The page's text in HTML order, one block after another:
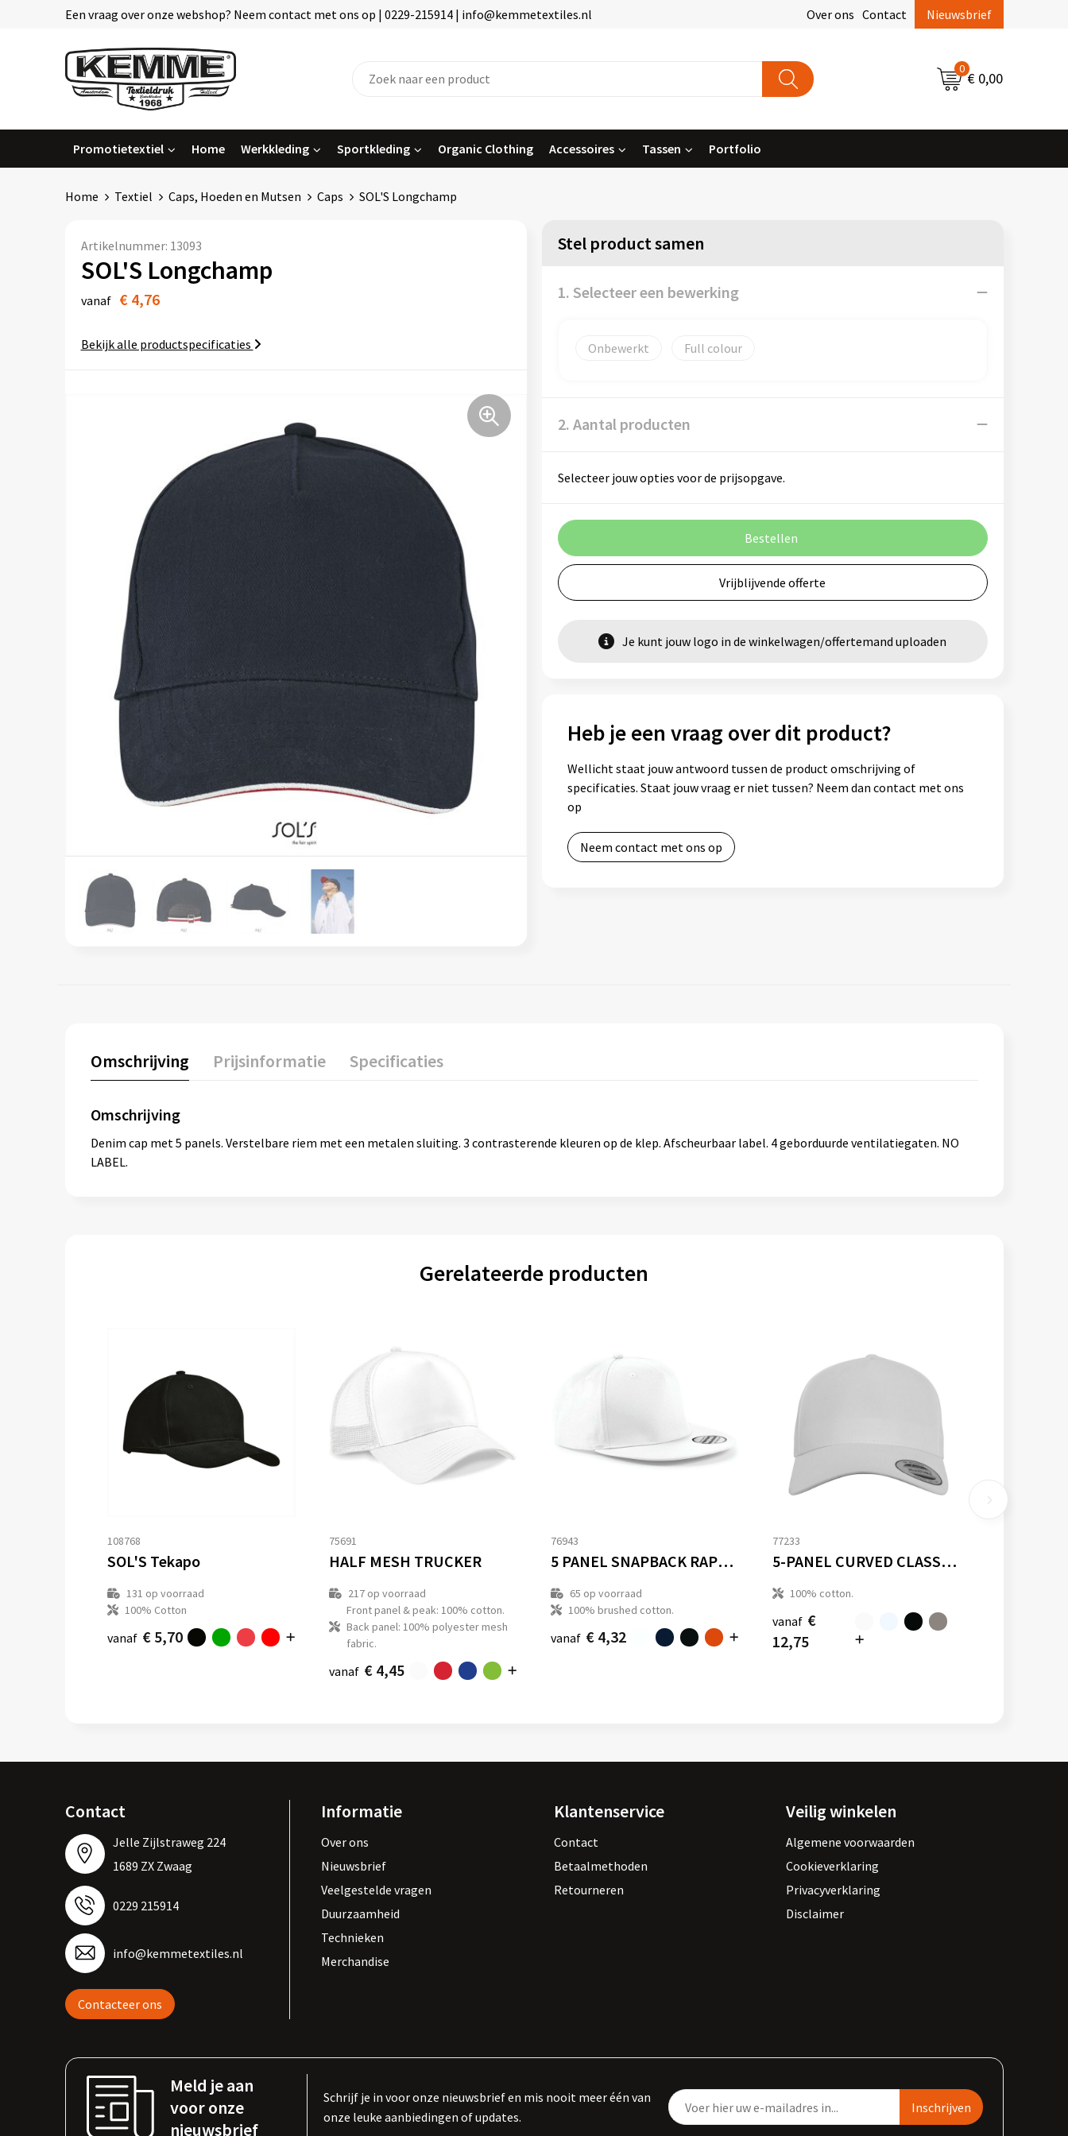
Een vraag over onze webshop? Neem contact met ons op | 0229-215914 | info@kemmetextiles.nl Over ons Contact Nieuwsbrief
0
€ 0,00
Promotietextiel Home Werkkleding Sportkleding Organic Clothing Accessoires Tassen Portfolio
Home Textiel Caps, Hoeden en Mutsen Caps SOL'S Longchamp
Artikelnummer: 13093
SOL'S Longchamp
vanaf € 4,76
Bekijk alle productspecificaties
Stel product samen
1. Selecteer een bewerking
Onbewerkt Full colour
2. Aantal producten
Selecteer jouw opties voor de prijsopgave.
Bestellen
Vrijblijvende offerte
Je kunt jouw logo in de winkelwagen/offertemand uploaden
Heb je een vraag over dit product?
Wellicht staat jouw antwoord tussen de product omschrijving of
specificaties. Staat jouw vraag er niet tussen? Neem dan contact met ons
op
Neem contact met ons op
Omschrijving Prijsinformatie Specificaties
Omschrijving
Denim cap met 5 panels. Verstelbare riem met een metalen sluiting. 3 contrasterende kleuren op de klep. Afscheurbaar label. 4 geborduurde ventilatiegaten. NO
LABEL.
Gerelateerde producten
108768
SOL'S Tekapo
131 op voorraad
100% Cotton
vanaf € 5,70
75691
HALF MESH TRUCKER
217op voorraad
Front panel & peak: 100% cotton.
Back panel: 100% polyester mesh
fabric.
vanaf € 4,45
76943
5 PANEL SNAPBACK RAPPER CAP
65 op voorraad
100% brushed cotton.
vanaf € 4,32
77233
5-PANEL CURVED CLASSIC SNAPBACK
100% cotton.
vanaf €
12,75
Contact
Jelle Zijlstraweg 224
1689 ZX Zwaag
0229 215914
info@kemmetextiles.nl
Contacteer ons
Informatie
Over ons
Nieuwsbrief
Veelgestelde vragen
Duurzaamheid
Technieken
Merchandise
Klantenservice
Contact
Betaalmethoden
Retourneren
Veilig winkelen
Algemene voorwaarden
Cookieverklaring
Privacyverklaring
Disclaimer
Meld je aan
voor onze
nieuwsbrief
Schrijf je in voor onze nieuwsbrief en mis nooit meer één van
onze leuke aanbiedingen of updates.